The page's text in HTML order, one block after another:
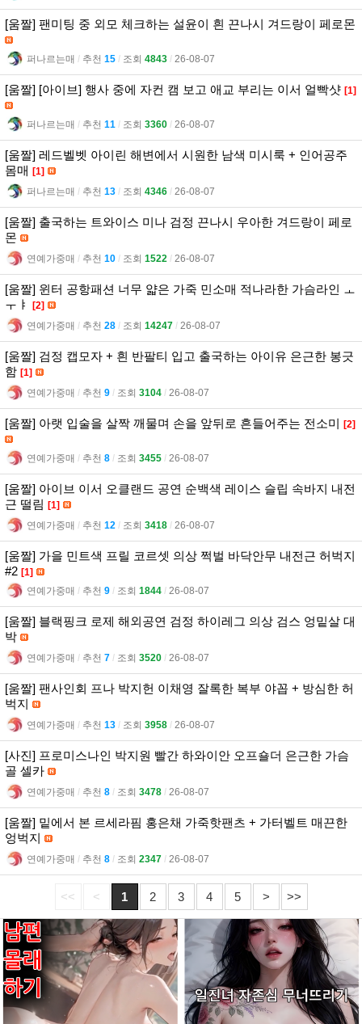
[움짤] 팬미팅 중 외모 체크하는 설윤이 흰 끈나시 겨드랑이 페로몬
퍼나르는매 l 추천 15 l 조회 4843 l 26-08-07
[움짤] [아이브] 행사 중에 자컨 캠 보고 애교 부리는 이서 얼빡샷 [1]
퍼나르는매 l 추천 11 l 조회 3360 l 26-08-07
[움짤] 레드벨벳 아이린 해변에서 시원한 남색 미시룩 + 인어공주
몸매 [1]
퍼나르는매 l 추천 13 l 조회 4346 l 26-08-07
[움짤] 출국하는 트와이스 미나 검정 끈나시 우아한 겨드랑이 페로
몬
연예가중매 l 추천 10 l 조회 1522 l 26-08-07
[움짤] 윈터 공항패션 너무 얇은 가죽 민소매 적나라한 가슴라인 ㅗ
ㅜㅑ
[2]
연예가중매 l 추천 28 l 조회 14247 l 26-08-07
[움짤] 검정 캡모자 + 흰 반팔티 입고 출국하는 아이유 은근한 봉긋
함 [1]
연예가중매 l 추천 9 l 조회 3104 l 26-08-07
[움짤] 아랫 입술을 살짝 깨물며 손을 앞뒤로 흔들어주는 전소미 [2]
연예가중매 l 추천 8 l 조회 3455 l 26-08-07
[움짤] 아이브 이서 오클랜드 공연 순백색 레이스 슬립 속바지 내전
근 떨림 [1]
연예가중매 l 추천 12 l 조회 3418 l 26-08-07
[움짤] 가을 민트색 프릴 코르셋 의상 쩍벌 바닥안무 내전근 허벅지
#2 [1]
연예가중매 l 추천 9 l 조회 1844 l 26-08-07
[움짤] 블랙핑크 로제 해외공연 검정 하이레그 의상 검스 엉밑살 대
박
연예가중매 l 추천 7 l 조회 3520 l 26-08-07
[움짤] 팬사인회 프나 박지헌 이채영 잘록한 복부 야꼽 + 방심한 허
벅지
연예가중매 l 추천 13 l 조회 3958 l 26-08-07
[사진] 프로미스나인 박지원 빨간 하와이안 오프숄더 은근한 가슴
골 셀카
연예가중매 l 추천 8 l 조회 3478 l 26-08-07
[움짤] 밑에서 본 르세라핌 홍은채 가죽핫팬츠 + 가터벨트 매끈한
엉벅지
연예가중매 l 추천 8 l 조회 2347 l 26-08-07
<< < 1 2 3 4 5 > >>